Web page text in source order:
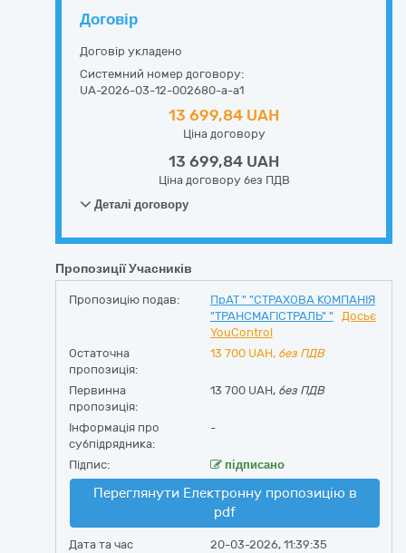
Договір
Договір укладено
Системний номер договору:
UA-2026-03-12-002680-a-a1
13 699,84 UAH
Ціна договору
13 699,84 UAH
Ціна договору без ПДВ
Деталі договору
Пропозиції Учасників
Пропозицію подав:
ПрАТ " "СТРАХОВА КОМПАНІЯ
"ТРАНСМАГІСТРАЛЬ" "
Досьє
YouControl
Остаточна
пропозиція:
13 700 UAH, без ПДВ
Первинна
пропозиція:
13 700 UAH, без ПДВ
Інформація про
субпідрядника:
-
Підпис: підписано
Переглянути Електронну пропозицію в
pdf
Дата та час
20-03-2026, 11:39:35